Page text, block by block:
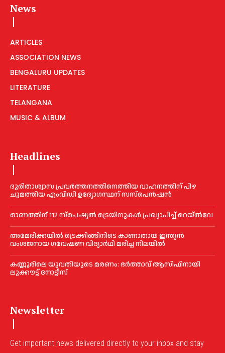
News
ARTICLES
ASSOCIATION NEWS
BENGALURU UPDATES
LITERATURE
TELANGANA
MUSIC & ALBUM
Headlines
ദുരിതാശ്വാസ പ്രവര്‍ത്തനത്തിനെത്തിയ വാഹനത്തിന് പിഴ
ചുമത്തിയ എംവിഡി ഉദ്യോഗസ്ഥന് സസ്പെൻഷൻ
ഓണത്തിന് 112 സ്പെഷ്യല്‍ ട്രെയിനുകള്‍ പ്രഖ്യാപിച്ച്‌ റെയ്ല്‍വേ
അമേരിക്കയില്‍ ട്രെക്കിങ്ങിനിടെ കാണാതായ ഇന്ത്യൻ
വംശജനായ ഗവേഷണ വിദ്യാര്‍ഥി മരിച്ച നിലയില്‍
കണ്ണൂരിലെ യുവതിയുടെ മരണം: ഭര്‍ത്താവ് ആസിഫിനായി
ലുക്കൗട്ട് നോട്ടീസ്
Newsletter
Get important news delivered directly to your inbox and stay